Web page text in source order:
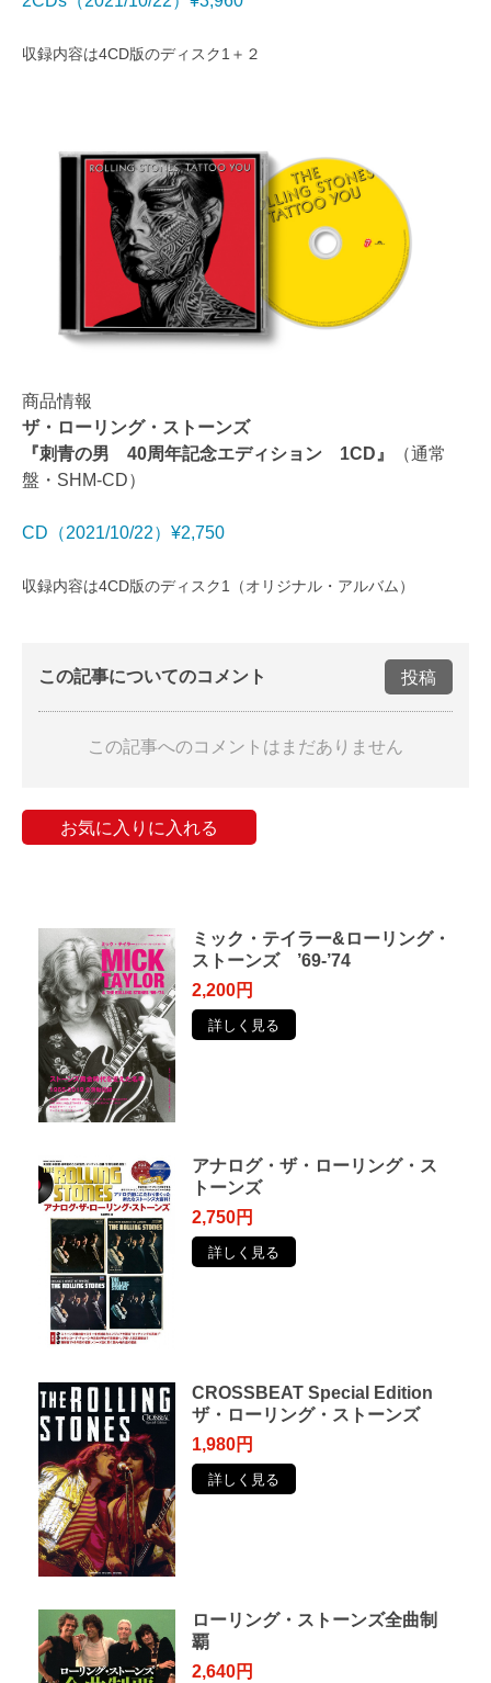
収録内容は4CD版のディスク1＋２
商品情報
ザ・ローリング・ストーンズ
『刺青の男 40周年記念エディション 1CD』
（通常
盤・SHM-CD）
CD（2021/10/22）¥2,750
収録内容は4CD版のディスク1（オリジナル・アルバム）
この記事についてのコメント 投稿
この記事へのコメントはまだありません
お気に入りに入れる
ミック・テイラー&ローリング・
ストーンズ ’69-’74
2,200円
詳しく見る
アナログ・ザ・ローリング・ス
トーンズ
2,750円
詳しく見る
CROSSBEAT Special Edition
ザ・ローリング・ストーンズ
1,980円
詳しく見る
ローリング・ストーンズ全曲制
覇
2,640円